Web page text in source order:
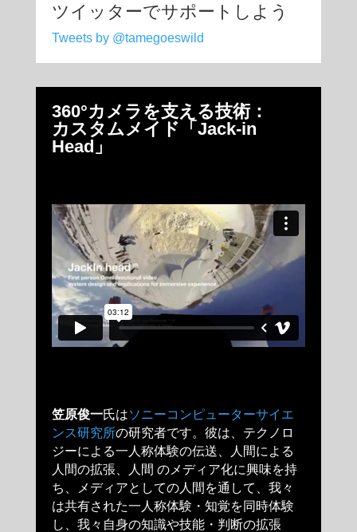
ツイッターでサポートしよう
Tweets by @tamegoeswild
360°カメラを支える技術：
カスタムメイド「Jack-in
Head」
笠原俊一氏はソニーコンピューターサイエ
ンス研究所の研究者です。彼は、テクノロ
ジーによる一人称体験の伝送、人間による
人間の拡張、人間 のメディア化に興味を持
ち、メディアとしての人間を通して、我々
は共有された一人称体験・知覚を同時体験
し、我々自身の知識や技能・判断の拡張